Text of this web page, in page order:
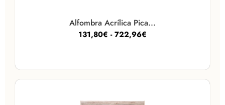
Alfombra Acrílica Pica...
131,80€ - 722,96€